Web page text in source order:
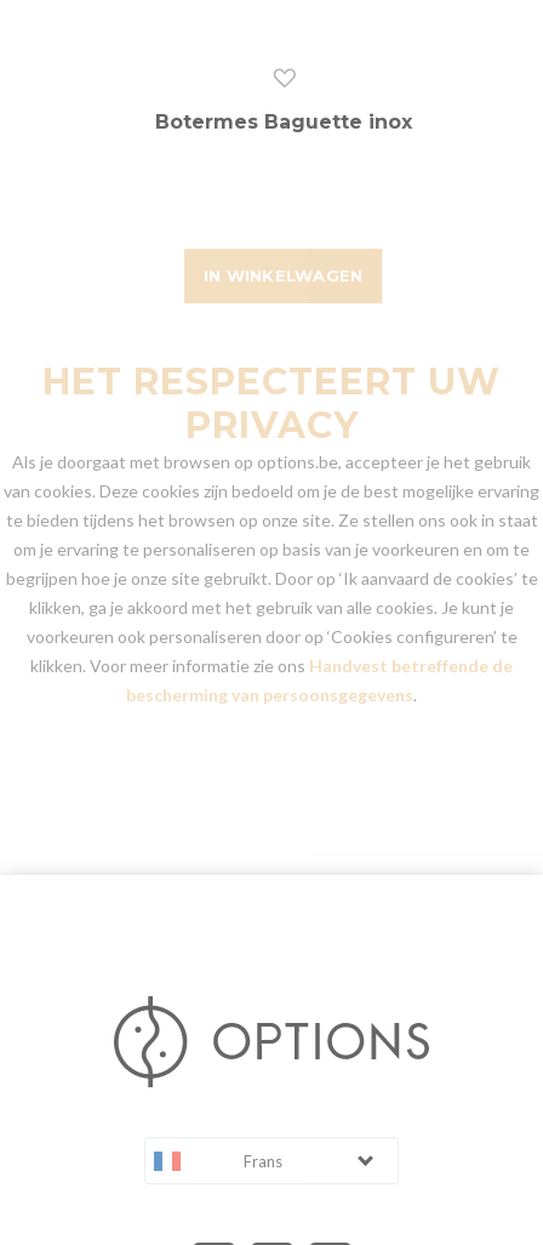
IN WINKELWAGEN
Botermes Baguette inox
HET RESPECTEERT UW
PRIVACY
Als je doorgaat met browsen op options.be, accepteer je het gebruik
van cookies. Deze cookies zijn bedoeld om je de best mogelijke ervaring
te bieden tijdens het browsen op onze site. Ze stellen ons ook in staat
om je ervaring te personaliseren op basis van je voorkeuren en om te
begrijpen hoe je onze site gebruikt. Door op ‘Ik aanvaard de cookies’ te
klikken, ga je akkoord met het gebruik van alle cookies. Je kunt je
voorkeuren ook personaliseren door op ‘Cookies configureren’ te
klikken. Voor meer informatie zie ons Handvest betreffende de
bescherming van persoonsgegevens.
Frans